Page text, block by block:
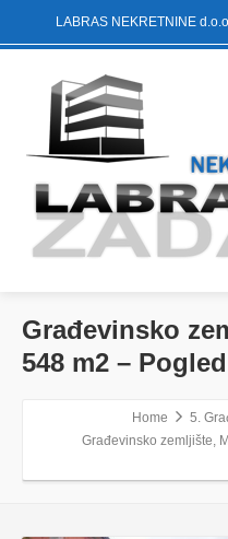
LABRAS NEKRETNINE
Građevinsko
548 m2 –
Home
5.
Građevinsko zemljište,